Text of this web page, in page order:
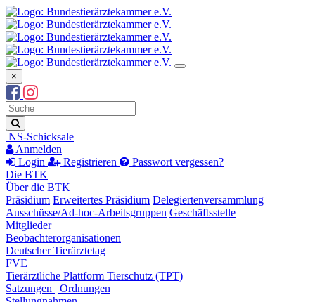
×
Suchbegriff
Suche
NS-Schicksale
Anmelden
Login
Registrieren
Passwort vergessen?
Die BTK
Über die BTK
Präsidium Erweitertes Präsidium Delegiertenversammlung
Ausschüsse/Ad-hoc-Arbeitsgruppen Geschäftsstelle
Mitglieder
Beobachterorganisationen
Deutscher Tierärztetag
FVE
Tierärztliche Plattform Tierschutz (TPT)
Satzungen | Ordnungen